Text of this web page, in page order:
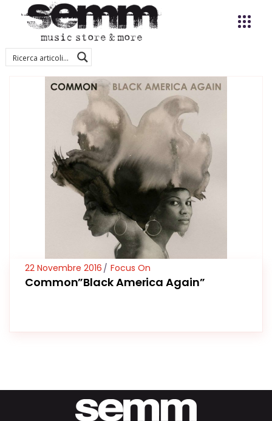
22 Novembre 2016 Focus On
Common”Black America Again”